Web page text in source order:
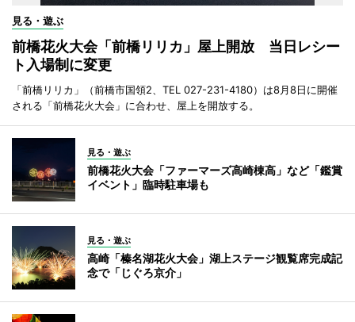
見る・遊ぶ
前橋花火大会「前橋リリカ」屋上開放 当日レシー
ト入場制に変更
「前橋リリカ」（前橋市国領2、TEL 027-231-4180）は8月8日に開催
される「前橋花火大会」に合わせ、屋上を開放する。
見る・遊ぶ
前橋花火大会「ファーマーズ高崎棟高」など「鑑賞
イベント」臨時駐車場も
見る・遊ぶ
高崎「榛名湖花火大会」湖上ステージ観覧席完成記
念で「じぐろ京介」